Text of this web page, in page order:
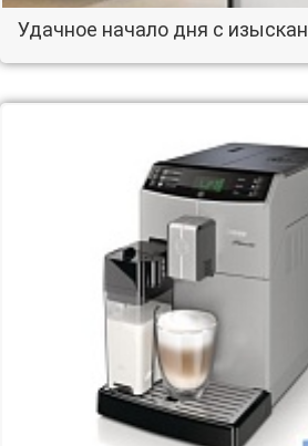
Удачное начало дня с